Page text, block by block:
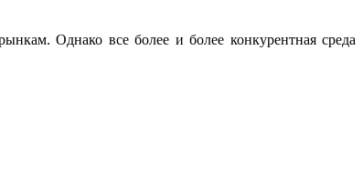
Однако все более и более конкурентная среда